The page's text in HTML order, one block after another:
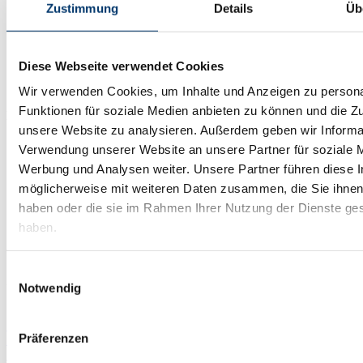
Zustimmung Details
Diese Webseite verwendet Cookies
Wir verwenden Cookies, um Inhalte und Anzeigen zu
Funktionen für soziale Medien anbieten zu können und die
unsere Website zu analysieren. Außerdem geben wir
Verwendung unserer Website an unsere Partner für soziale
Werbung und Analysen weiter. Unsere Partner führen diese
möglicherweise mit weiteren Daten zusammen, die Sie
haben oder die sie im Rahmen Ihrer Nutzung der Dienste
haben.
Notwendig
Präferenzen
Montagekonsole mit universeller Lochgruppe.
Für den Anwender/Benutzer
Hoher Begehkomfort und voll kontrolliertes Schließen.
Einfache Nutzungsanpassung durch hydraulische Funktionen.
Unsere Produkte
Zutrittskontrolle